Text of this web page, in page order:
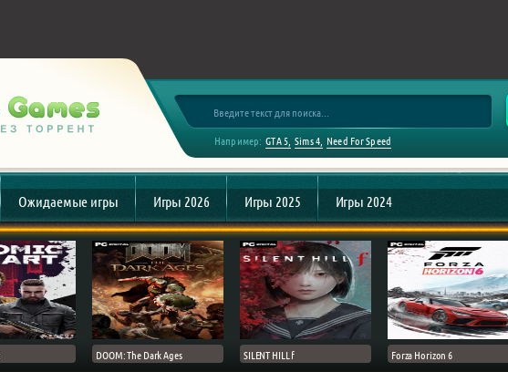
Например: GTA 5 Sims 4 Need For Speed
Ожидаемые игры Игры 2026 Игры 2025 Игры 2024
DOOM: The Dark Ages SILENT HILL f Forza Horizon 6